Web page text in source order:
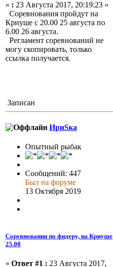
« : 23 Августа 2017, 20:19:23 »
Соревнования пройдут на
Криуше с 20.00 25 августа по
6.00 26 августа.
Регламент соревнований не
могу скопировать, только
ссылка получается.
Записан
ИриSка
Опытный рыбак
Сообщений: 447
Был на форуме
13 Октября 2019
Соревнования по фидеру, на Криуше
25.08
« Ответ #1 : 23 Августа 2017,